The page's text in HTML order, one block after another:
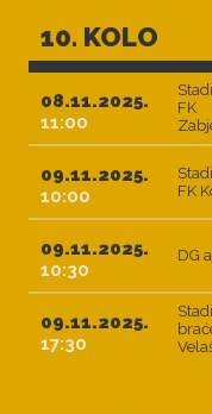
10. KOLO
08.11.2025.
11:00
FK
09.11.2025.
10:00
FK
09.11.2025.
10:30
DG
09.11.2025.
17:30